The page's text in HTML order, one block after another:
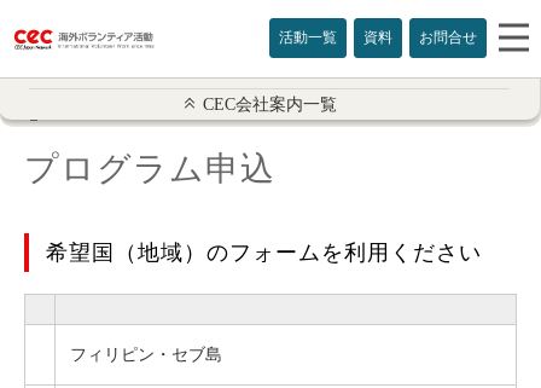
活動一覧 資料 お問合せ
HOME
CEC会社案内一覧
プログラム申込
希望国（地域）のフォームを利用ください
フィリピン・セブ島